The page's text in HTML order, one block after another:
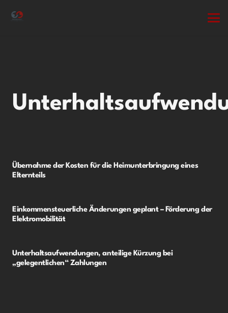
Übernahme der Kosten für die Heimunterbringung eines
Elternteils
Einkommensteuerliche Änderungen geplant – Förderung der
Elektromobilität
Unterhaltsaufwendungen, anteilige Kürzung bei
„gelegentlichen“ Zahlungen